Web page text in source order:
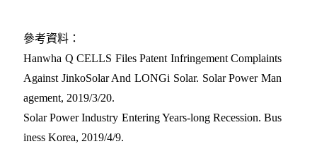
參考資料：
Hanwha Q CELLS Files Patent Infringement Complaints
Against JinkoSolar And LONGi Solar. Solar Power Man
agement, 2019/3/20.
Solar Power Industry Entering Years-long Recession. Bus
iness Korea, 2019/4/9.